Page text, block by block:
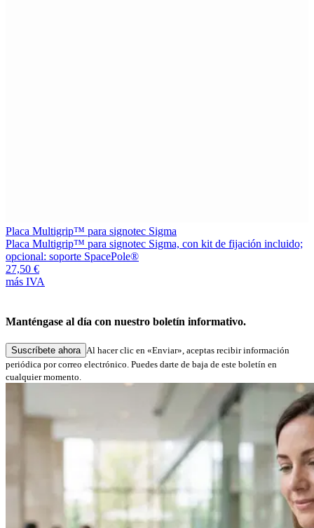
Placa Multigrip™ para signotec Sigma
Placa Multigrip™ para signotec Sigma, con kit de fijación incluido;
opcional: soporte SpacePole®
27,50 €
más IVA
Manténgase al día con nuestro boletín informativo.
Suscríbete ahora Al hacer clic en «Enviar», aceptas recibir información
periódica por correo electrónico. Puedes darte de baja de este boletín en
cualquier momento.